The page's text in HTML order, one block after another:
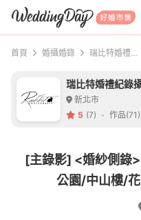
WeddingDay
首頁 婚攝婚錄 瑞比特婚禮紀錄攝影
瑞比特婚禮紀錄
新北市
5 (7) 作品(71)
[主錄影] <婚紗側錄
公園/中山樓/